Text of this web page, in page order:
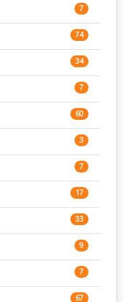
2
153
345
15
16
15
15
14
14
14
15
7
74
34
7
60
3
7
17
33
9
7
67